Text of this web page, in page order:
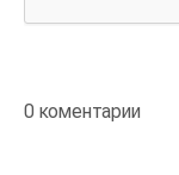
0 коментарии